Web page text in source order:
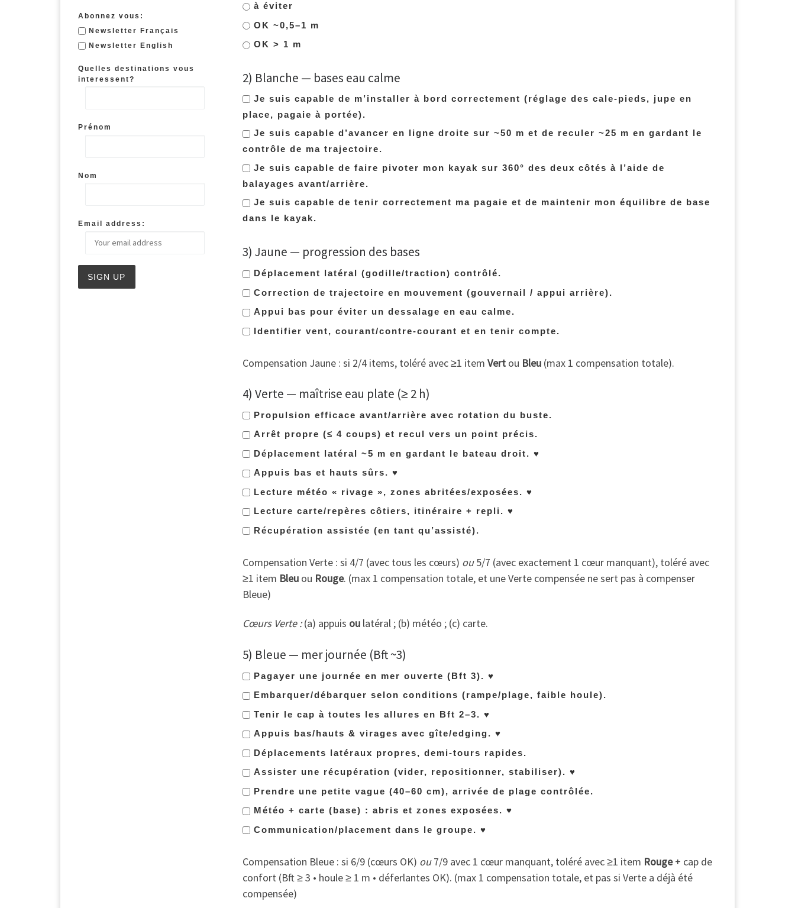
à éviter
OK ~0,5–1 m
OK > 1 m
2) Blanche — bases eau calme
Je suis capable de m’installer à bord correctement (réglage des cale-pieds, jupe en
place, pagaie à portée).
Je suis capable d’avancer en ligne droite sur ~50 m et de reculer ~25 m en gardant le
contrôle de ma trajectoire.
Je suis capable de faire pivoter mon kayak sur 360° des deux côtés à l’aide de
balayages avant/arrière.
Je suis capable de tenir correctement ma pagaie et de maintenir mon équilibre de base
dans le kayak.
3) Jaune — progression des bases
Déplacement latéral (godille/traction) contrôlé.
Correction de trajectoire en mouvement (gouvernail / appui arrière).
Appui bas pour éviter un dessalage en eau calme.
Identifier vent, courant/contre-courant et en tenir compte.
Compensation Jaune : si 2/4 items, toléré avec ≥1 item Vertou Bleu(max 1 compensation totale).
4) Verte — maîtrise eau plate (≥ 2 h)
Propulsion efficace avant/arrière avec rotation du buste.
Arrêt propre (≤ 4 coups) et recul vers un point précis.
Déplacement latéral ~5 m en gardant le bateau droit. ♥
Appuis bas et hauts sûrs. ♥
Lecture météo « rivage », zones abritées/exposées. ♥
Lecture carte/repères côtiers, itinéraire + repli. ♥
Récupération assistée (en tant qu’assisté).
Compensation Verte : si 4/7 (avec tous les cœurs) ou5/7 (avec exactement 1 cœur manquant), toléré avec
≥1 item Bleuou Rouge. (max 1 compensation totale, et une Verte compensée ne sert pas à compenser
Bleue)
Cœurs Verte :(a) appuis oulatéral ; (b) météo ; (c) carte.
5) Bleue — mer journée (Bft ~3)
Pagayer une journée en mer ouverte (Bft 3). ♥
Embarquer/débarquer selon conditions (rampe/plage, faible houle).
Tenir le cap à toutes les allures en Bft 2–3. ♥
Appuis bas/hauts & virages avec gîte/edging. ♥
Déplacements latéraux propres, demi-tours rapides.
Assister une récupération (vider, repositionner, stabiliser). ♥
Prendre une petite vague (40–60 cm), arrivée de plage contrôlée.
Météo + carte (base) : abris et zones exposées. ♥
Communication/placement dans le groupe. ♥
Compensation Bleue : si 6/9 (cœurs OK) ou7/9 avec 1 cœur manquant, toléré avec ≥1 item Rouge+ cap de
confort (Bft ≥ 3 • houle ≥ 1 m • déferlantes OK). (max 1 compensation totale, et pas si Verte a déjà été
compensée)
Abonnez vous:
Newsletter Français
Newsletter English
Quelles destinations vous
interessent?
Prénom
Nom
Email address: